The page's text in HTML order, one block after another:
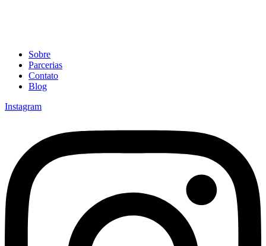
Sobre
Parcerias
Contato
Blog
Instagram